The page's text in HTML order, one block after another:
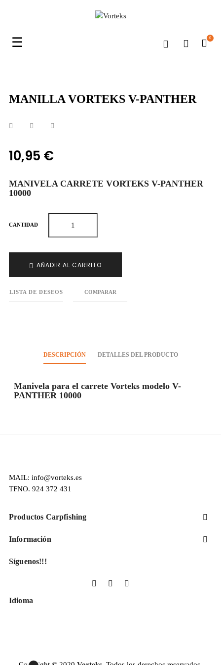
Navegación
☰ 0
MANILLA VORTEKS V-PANTHER
10,95 €
MANIVELA CARRETE VORTEKS V-PANTHER
10000
CANTIDAD
AÑADIR AL CARRITO
LISTA DE DESEOS COMPARAR
DESCRIPCIÓN DETALLES DEL PRODUCTO
Manivela para el carrete Vorteks modelo V-
PANTHER 10000
MAIL: info@vorteks.es
TFNO. 924 372 431
Productos Carpfishing 
Información 
Síguenos!!!
Idioma